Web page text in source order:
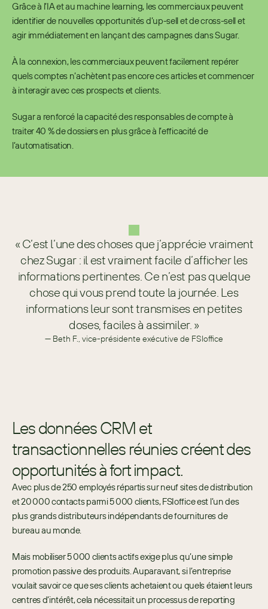
Grâce à l’IA et au machine learning, les commerciaux peuvent
identifier de nouvelles opportunités d’up-sell et de cross-sell et
agir immédiatement en lançant des campagnes dans Sugar.
À la connexion, les commerciaux peuvent facilement repérer
quels comptes n’achètent pas encore ces articles et commencer
à interagir avec ces prospects et clients.
Sugar a renforcé la capacité des responsables de compte à
traiter 40 % de dossiers en plus grâce à l’efficacité de
l’automatisation.
« C’est l’une des choses que j’apprécie vraiment
chez Sugar : il est vraiment facile d’afficher les
informations pertinentes. Ce n’est pas quelque
chose qui vous prend toute la journée. Les
informations leur sont transmises en petites
doses, faciles à assimiler. »
— Beth F., vice-présidente exécutive de FSIoffice
Les données CRM et
transactionnelles réunies créent des
opportunités à fort impact.
Avec plus de 250 employés répartis sur neuf sites de distribution
et 20 000 contacts parmi 5 000 clients, FSIoffice est l’un des
plus grands distributeurs indépendants de fournitures de
bureau au monde.
Mais mobiliser 5 000 clients actifs exige plus qu’une simple
promotion passive des produits. Auparavant, si l’entreprise
voulait savoir ce que ses clients achetaient ou quels étaient leurs
centres d’intérêt, cela nécessitait un processus de reporting